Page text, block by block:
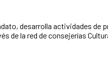
desarrolla actividades de
de la red de consejerías